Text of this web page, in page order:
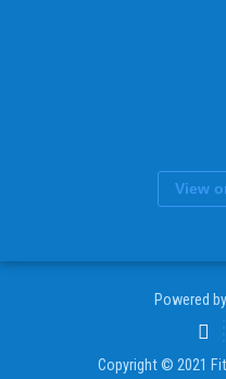
View
Powered by
Copyright © 2021